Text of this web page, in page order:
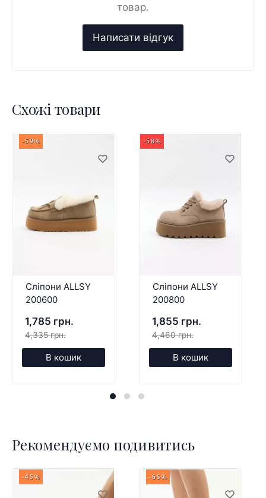
товар.
Схожі товари
-59%
Сліпони ALLSY
200600
1,785 грн.
4,335 грн.
В кошик
-58%
Сліпони ALLSY
200800
1,855 грн.
4,460 грн.
В кошик
Рекомендуємо подивитись
-45% -65%